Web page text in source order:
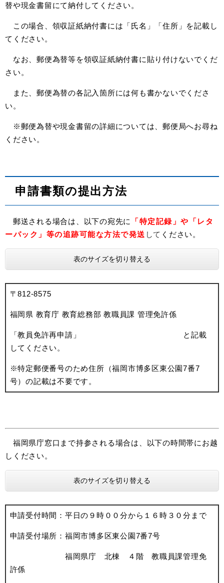
替や現金書留にて納付してください。
この場合、領収証紙納付書には「氏名」「住所」を記載し
てください。
なお、郵便為替等を領収証紙納付書に貼り付けないでくだ
さい。
また、郵便為替の各記入箇所には何も書かないでくださ
い。
※郵便為替や現金書留の詳細については、郵便局へお尋ね
ください。
申請書類の提出方法
郵送される場合は、以下の宛先に
「特定記録」や「レタ
ーパック」等の追跡可能な方法で発送 して ください。
表のサイズを切り替える
〒812-8575
福岡県 教育庁 教育総務部 教職員課 管理免許係
「教員免許再申請」 と記載
してください。
※特定郵便番号のため住所（福岡市博多区東公園7番7
号）の記載は不要です。
福岡県庁窓口まで持参される場合は、以下の時間帯にお越
しください。
表のサイズを切り替える
申請受付時間：平日の９時００分から１６時３０分まで
申請受付場所：福岡市博多区東公園7番7号
福岡県庁 北棟 ４階 教職員課管理免
許係